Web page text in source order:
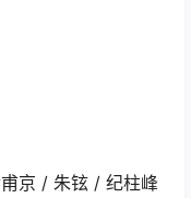
京 / 朱铉 / 纪柱峰